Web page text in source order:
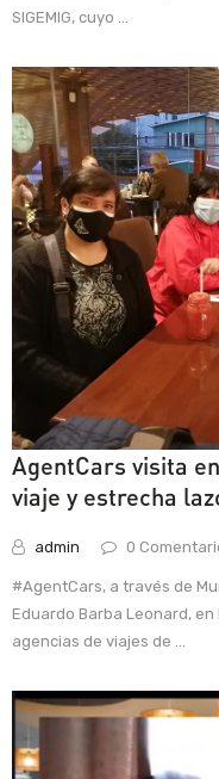
SIGEMIG, cuyo ...
AgentCars visita
viaje y estrecha
admin 0
#AgentCars, a través de
Eduardo Barba Leonard,
agencias de viajes de ...